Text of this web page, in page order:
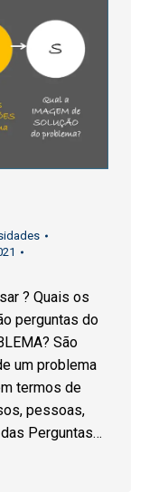
? Quais os
perguntas do
São
um problema
termos de
pessoas,
Perguntas…